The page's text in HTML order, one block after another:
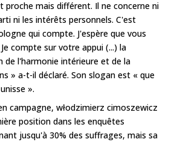
proche mais différent. Il ne concerne ni
ni les intérêts personnels. C'est
qui compte. J'espère que vous
compte sur votre appui (...) la
de l'harmonie intérieure et de la
» a-t-il déclaré. Son slogan est « que
».
campagne, włodzimierz cimoszewicz
position dans les enquêtes
jusqu'à 30% des suffrages, mais sa